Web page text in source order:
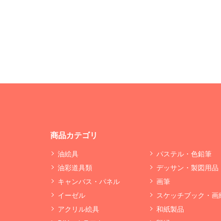
商品カテゴリ
油絵具
油彩道具類
キャンバス・パネル
イーゼル
アクリル絵具
パステル・色鉛筆
デッサン・製図用品
画筆
スケッチブック・画
和紙製品